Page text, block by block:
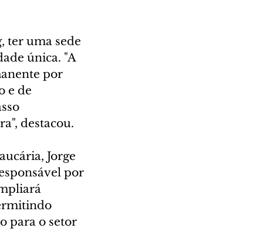
ter uma sede
única. "A
por
e de
destacou.
Jorge
por
para o setor